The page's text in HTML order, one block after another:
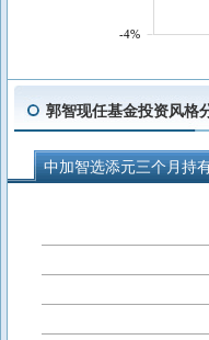
-4%
郭智现任基金投资风格
中加智选添元三个月持
中加智选回报三个月持